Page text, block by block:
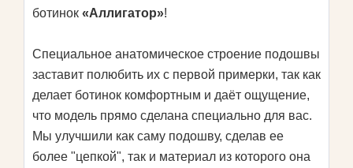
ботинок «Аллигатор»!
Специальное анатомическое строение подошвы
заставит полюбить их с первой примерки, так как
делает ботинок комфортным и даёт ощущение,
что модель прямо сделана специально для вас.
Мы улучшили как саму подошву, сделав ее
более "цепкой", так и материал из которого она